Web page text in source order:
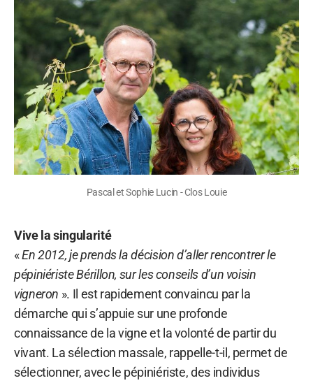
Pascal et Sophie Lucin - Clos Louie
Vive la singularité
«En 2012, je prends la décision d’aller rencontrer le
pépiniériste Bérillon, sur les conseils d’un voisin
vigneron ». Il est rapidement convaincu par la
démarche qui s’appuie sur une profonde
connaissance de la vigne et la volonté de partir du
vivant. La sélection massale, rappelle-t-il, permet de
sélectionner, avec le pépiniériste, des individus